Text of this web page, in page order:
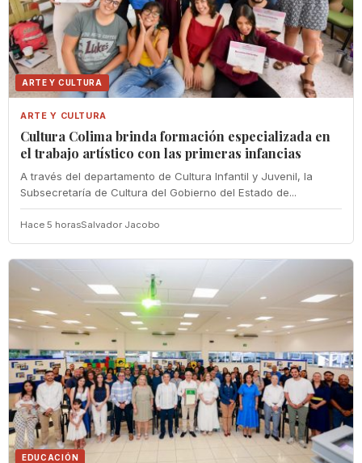
ARTE Y CULTURA
ARTE Y CULTURA
Cultura Colima brinda formación especializada en
el trabajo artístico con las primeras infancias
A través del departamento de Cultura Infantil y Juvenil, la
Subsecretaría de Cultura del Gobierno del Estado de...
Hace 5 horasSalvador Jacobo
EDUCACIÓN